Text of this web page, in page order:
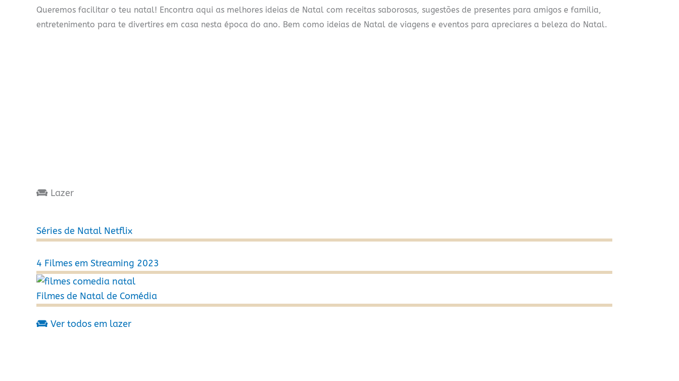
Queremos facilitar o teu natal! Encontra aqui as melhores ideias de Natal com receitas saborosas, sugestões de presentes para amigos e familia,
entretenimento para te divertires em casa nesta época do ano. Bem como ideias de Natal de viagens e eventos para apreciares a beleza do Natal.
Lazer
Séries de Natal Netflix
4 Filmes em Streaming 2023
Filmes de Natal de Comédia
Ver todos em lazer